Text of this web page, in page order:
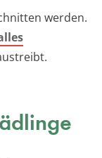
werden.